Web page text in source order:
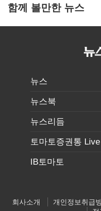
함께 볼만한 뉴스
뉴스
뉴스북
뉴스리듬
토마토증권통 Live
IB토마토
회사소개 개인정보취급